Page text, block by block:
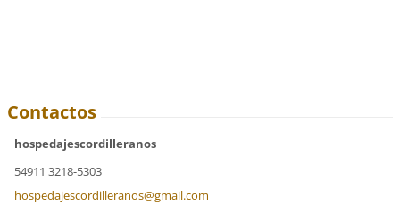
Contactos
hospedajescordilleranos
54911 3218-5303
hospedajescordilleranos@gmail.com